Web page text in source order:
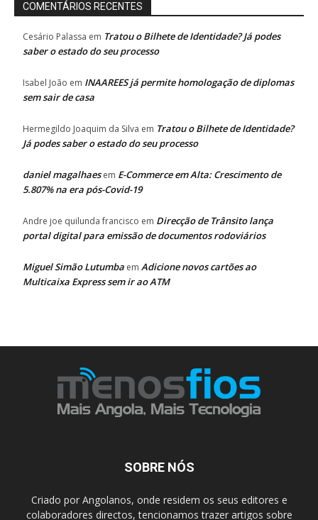
COMENTÁRIOS RECENTES
Cesário Palassa em Tratou o Bilhete de Identidade? Já podes
saber o estado do seu processo
Isabel João em INAAREES já permite homologação de diplomas
sem sair de casa
Hermegildo Joaquim da Silva em Tratou o Bilhete de Identidade?
Já podes saber o estado do seu processo
daniel magalhaesem E-Commerce em Alta: Crescimento de
5.807% na era pós-Covid-19
Andre joe quilunda francisco em Direcção de Trânsito lança
portal digital para emissão de documentos rodoviários
Miguel Simão Lutumba em Adicione novos cartões ao
Multicaixa Express sem ir ao ATM
SOBRE NÓS
Criado por Angolanos, onde residem os seus editores e
colaboradores directos, tencionamos trazer artigos sobre